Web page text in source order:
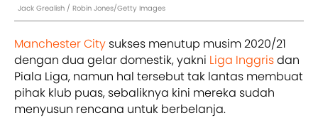
Jack Grealish / Robin Jones/Getty Images
Manchester City sukses menutup musim 2020/21
dengan dua gelar domestik, yakni Liga Inggrisdan
Piala Liga, namun hal tersebut tak lantas membuat
pihak klub puas, sebaliknya kini mereka sudah
menyusun rencana untuk berbelanja.